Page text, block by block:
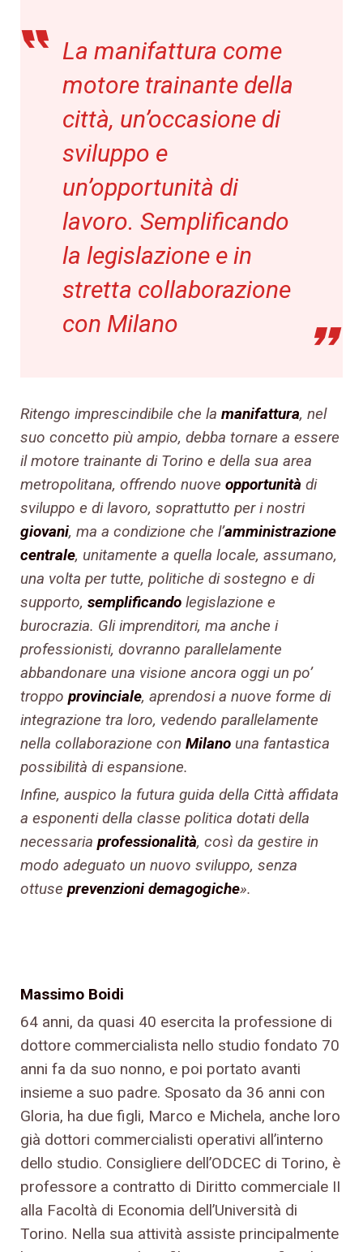
La manifattura come
motore trainante della
città, un’occasione di
sviluppo e
un’opportunità di
lavoro. Semplificando
la legislazione e in
stretta collaborazione
con Milano
Ritengo imprescindibile che la manifattura, nel
suo concetto più ampio, debba tornare a essere
il motore trainante di Torino e della sua area
metropolitana, offrendo nuove opportunità di
sviluppo e di lavoro, soprattutto per i nostri
giovani, ma a condizione che l’amministrazione
centrale, unitamente a quella locale, assumano,
una volta per tutte, politiche di sostegno e di
supporto, semplificando legislazione e
burocrazia. Gli imprenditori, ma anche i
professionisti, dovranno parallelamente
abbandonare una visione ancora oggi un po’
troppo provinciale, aprendosi a nuove forme di
integrazione tra loro, vedendo parallelamente
nella collaborazione con Milano una fantastica
possibilità di espansione.
Infine, auspico la futura guida della Città affidata
a esponenti della classe politica dotati della
necessaria professionalità, così da gestire in
modo adeguato un nuovo sviluppo, senza
ottuse prevenzioni demagogiche».
Massimo Boidi
64 anni, da quasi 40 esercita la professione di
dottore commercialista nello studio fondato 70
anni fa da suo nonno, e poi portato avanti
insieme a suo padre. Sposato da 36 anni con
Gloria, ha due figli, Marco e Michela, anche loro
già dottori commercialisti operativi all’interno
dello studio. Consigliere dell’ODCEC di Torino, è
professore a contratto di Diritto commerciale II
alla Facoltà di Economia dell’Università di
Torino. Nella sua attività assiste principalmente